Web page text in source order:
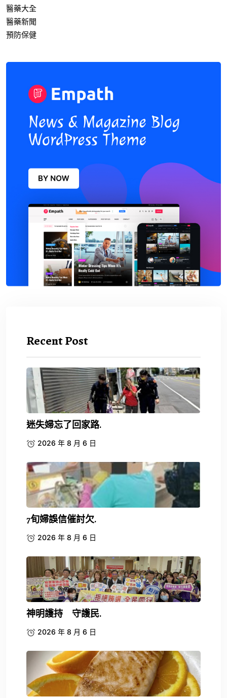
醫藥大全
醫藥新聞
預防保健
Recent Post
迷失婦忘了回家路.
2026 年 8 月 6 日
7旬婦誤信催討欠.
2026 年 8 月 6 日
神明護持 守護民.
2026 年 8 月 6 日